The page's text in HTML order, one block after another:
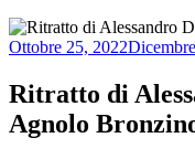
Pubblicato
Ottobre 25, 2022
Ritratto di
Agnolo